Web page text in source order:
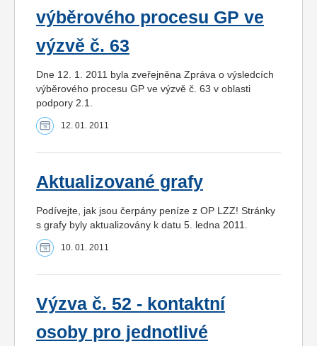
výběrového procesu GP ve
výzvě č. 63
Dne 12. 1. 2011 byla zveřejněna Zpráva o výsledcích
výběrového procesu GP ve výzvě č. 63 v oblasti
podpory 2.1.
12. 01. 2011
Aktualizované grafy
Podívejte, jak jsou čerpány peníze z OP LZZ! Stránky
s grafy byly aktualizovány k datu 5. ledna 2011.
10. 01. 2011
Výzva č. 52 - kontaktní
osoby pro jednotlivé